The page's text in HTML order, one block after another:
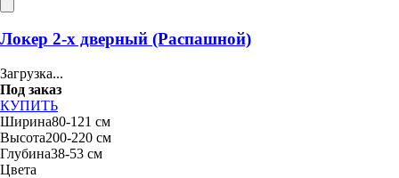
Локер 2-х дверный (Распашной)
Загрузка...
Под заказ
КУПИТЬ
Ширина80-121 см
Высота200-220 см
Глубина38-53 см
Цвета